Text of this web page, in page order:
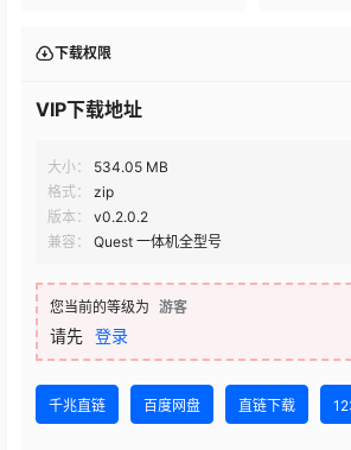
下载权限
VIP下载地址
大小：
534.05 MB
格式：
zip
版本：
v0.2.0.2
兼容：
Quest 一体机全型号
您当前的等级为 游客
请先 登录
千兆直链 百度网盘 直链下载